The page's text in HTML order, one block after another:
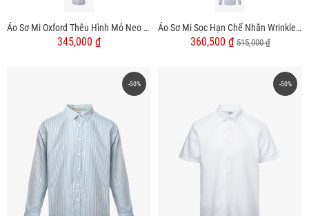
Áo Sơ Mi Oxford Thêu Hình Mỏ Neo 4M Form Regular SM185
345,000 ₫
Áo Sơ Mi Sọc Hạn Chế Nhăn Wrinkle X Thêu Chữ Peak Hour Form Slimfit SM176
360,500 ₫515,000 ₫
-50% -50%